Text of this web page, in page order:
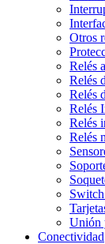
Otros
Relés
Relés
Relés
Relés
Relés
Relés
Unión
Conectividad